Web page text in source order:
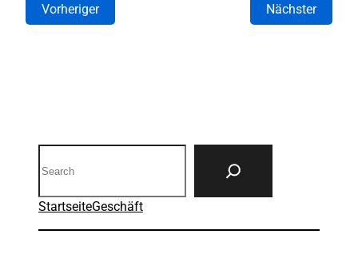
Vorheriger Nächster
StartseiteGeschäft